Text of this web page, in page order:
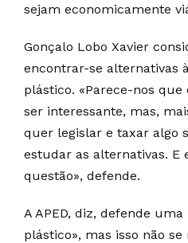
sejam economicamente
Gonçalo Lobo Xavier
encontrar-se alternativas
plástico. «Parece-nos
ser interessante, mas,
quer legislar e taxar algo
estudar as alternativas. E
questão», defende.
A APED, diz, defende
plástico», mas isso não